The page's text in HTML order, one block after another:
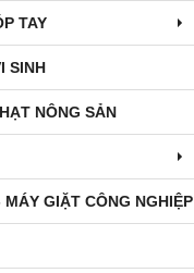
TAY
SINH
NÔNG SẢN
GIẶT CÔNG NGHIỆP